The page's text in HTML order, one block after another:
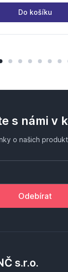
Do košíku
s námi v
o našich
Odebírat
s.r.o.